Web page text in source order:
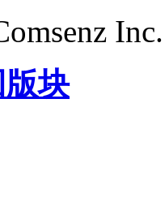
Inc.
块